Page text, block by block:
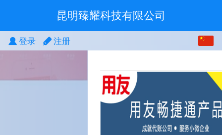
昆明臻耀科技有限公司
登录 注册